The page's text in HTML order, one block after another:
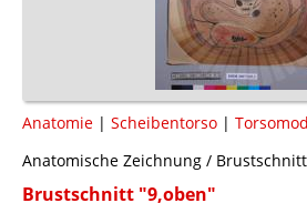
Anatomie | Scheibentorso |
Anatomische Zeichnung / Brustschnitt
Brustschnitt "9,oben"